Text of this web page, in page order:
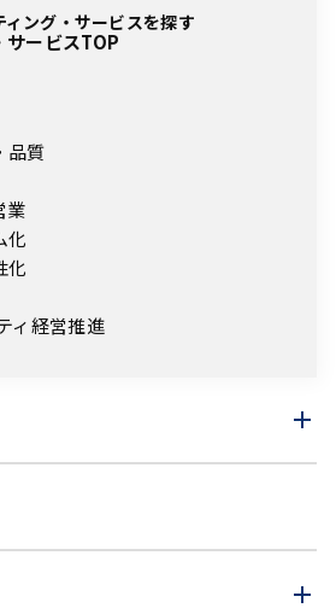
ング・サービスを探す
サービスTOP
品質
業
化
化
ィ経営推進